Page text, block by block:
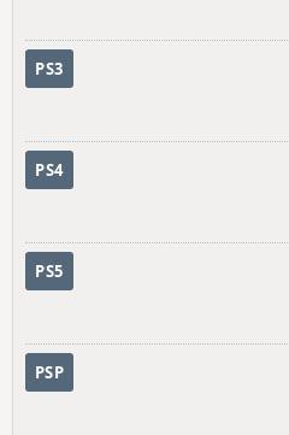
PS3
PS4
PS5
PSP